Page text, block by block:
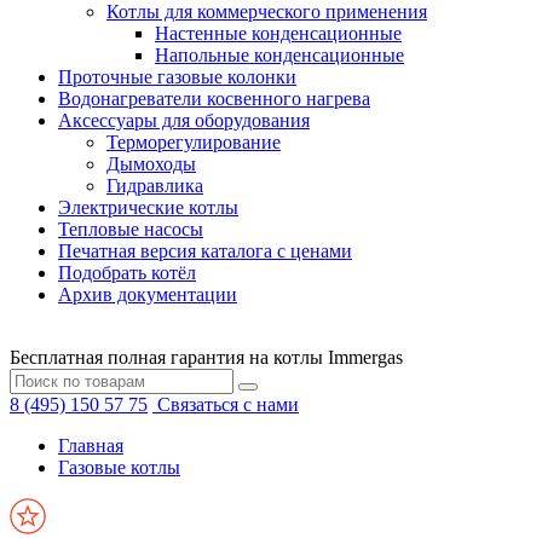
Котлы для коммерческого применения
Настенные конденсационные
Напольные конденсационные
Проточные газовые колонки
Водонагреватели косвенного нагрева
Аксессуары для оборудования
Терморегулирование
Дымоходы
Гидравлика
Электрические котлы
Тепловые насосы
Печатная версия каталога с ценами
Подобрать котёл
Архив документации
Бесплатная полная гарантия на котлы Immergas
8 (495) 150 57 75 Связаться с нами
Главная
Газовые котлы